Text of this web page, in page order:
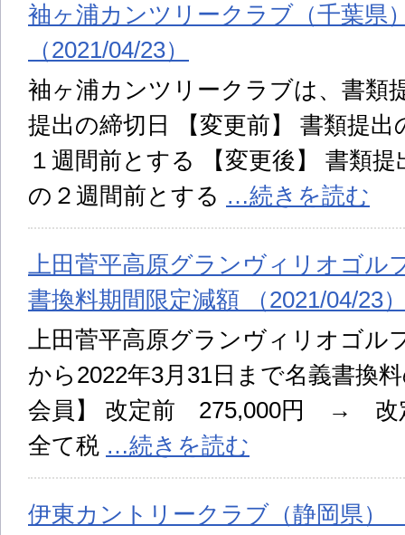
袖ヶ浦カンツリークラブ（千葉
（2021/04/23）
袖ヶ浦カンツリークラブは、書類
提出の締切日 【変更前】 書類提
１週間前とする 【変更後】 書類
の２週間前とする …続きを読む
上田菅平高原グランヴィリオゴ
書換料期間限定減額 （2021/04/23
上田菅平高原グランヴィリオゴル
から2022年3月31日まで名義書換
会員】 改定前 275,000円 → 改
全て税 …続きを読む
伊東カントリークラブ（静岡県